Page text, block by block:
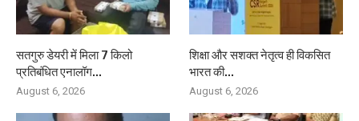
सतगुरु डेयरी में मिला 7 किलो
प्रतिबंधित एनालॉग...
August 6, 2026
शिक्षा और सशक्त नेतृत्व ही विकसित
भारत की...
August 6, 2026